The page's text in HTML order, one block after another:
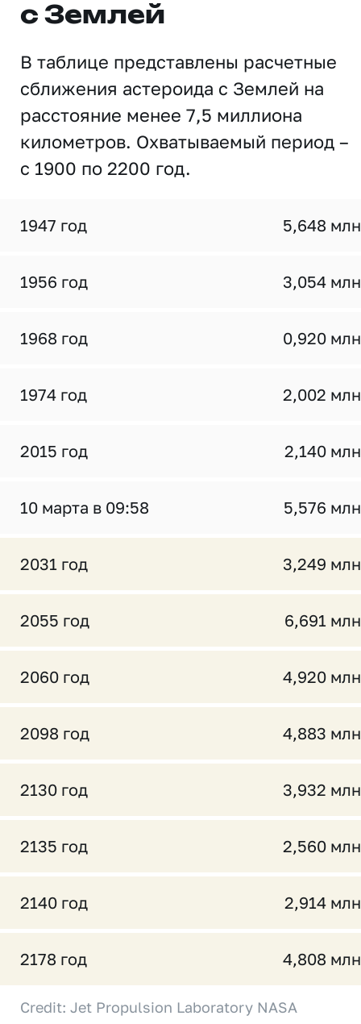
с Землей
В таблице представлены расчетные
сближения астероида с Землей на
расстояние менее 7,5 миллиона
километров. Охватываемый период –
с 1900 по 2200 год.
1947 год 5,648
1956 год 3,054
1968 год 0,920
1974 год 2,002
2015 год 2,140
10 марта в 09:58 5,576
2031 год 3,249
2055 год 6,691
2060 год 4,920
2098 год 4,883
2130 год 3,932
2135 год 2,560
2140 год 2,914
2178 год 4,808
Credit: Jet Propulsion Laboratory NASA